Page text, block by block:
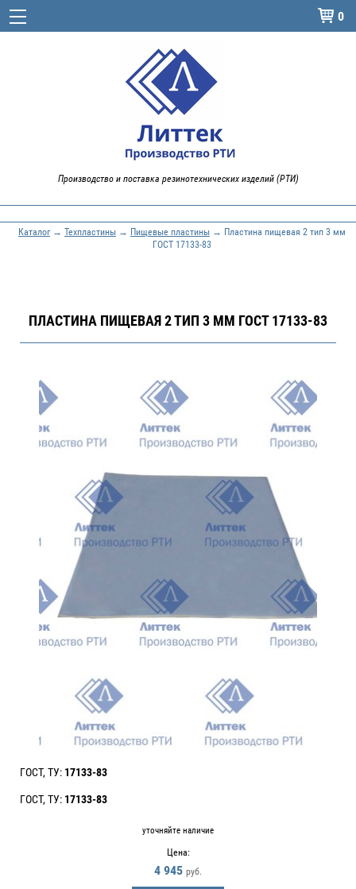
 0
Производство и поставка резинотехнических изделий (РТИ)
Каталог→ Техпластины → Пищевые пластины → Пластина пищевая 2 тип 3 мм
ГОСТ 17133-83
ПЛАСТИНА ПИЩЕВАЯ 2 ТИП 3 ММ ГОСТ 17133-83
ГОСТ, ТУ: 17133-83
ГОСТ, ТУ: 17133-83
уточняйте наличие
Цена:
4 945 руб.